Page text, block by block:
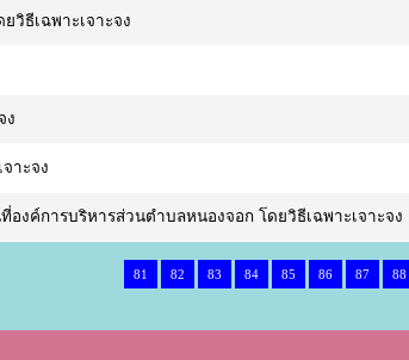
วิธีเฉพาะเจาะจง
ง
าะจง
งค์การบริหารส่วนตำบลหนองจอก โดยวิธีเฉพาะเจาะจง
81 82 83 84 85 86 87 88